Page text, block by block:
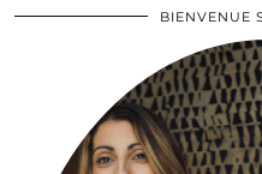
BIENVENUE